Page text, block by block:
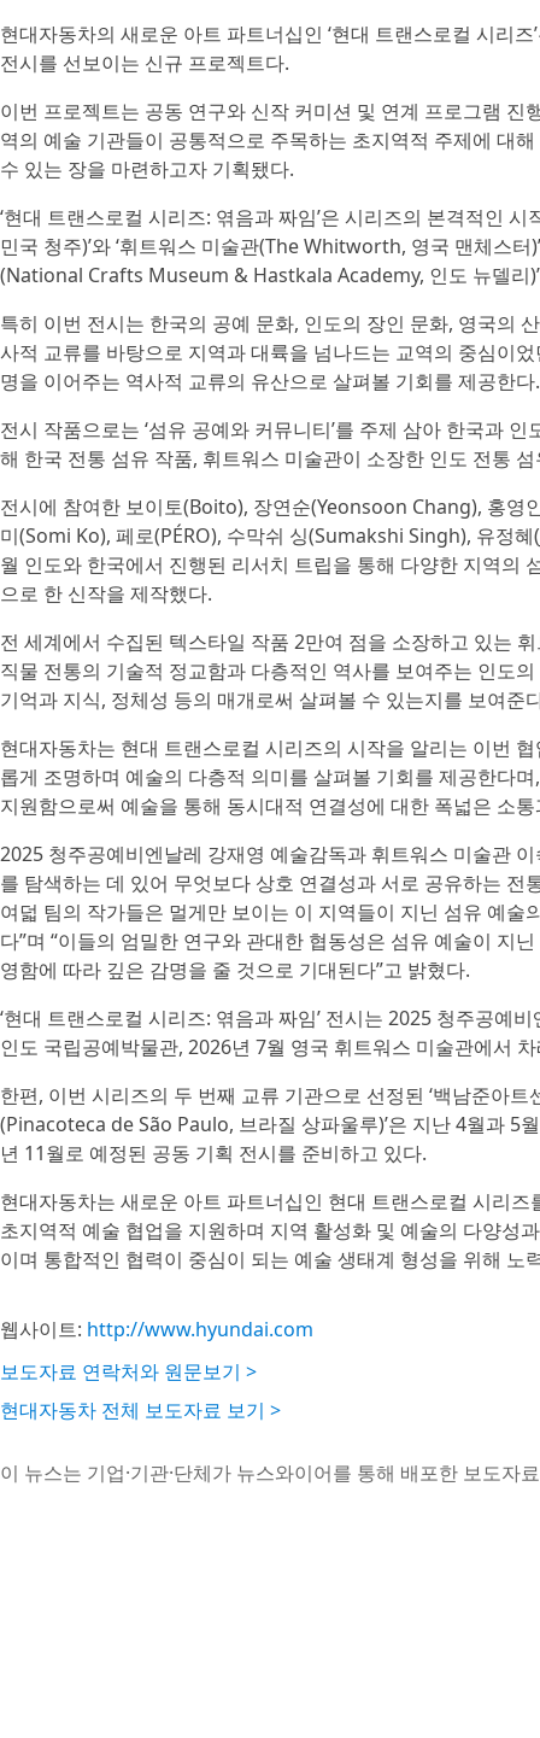
현대자동차의 새로운 아트 파트너십인 ‘현대 트랜스로컬 시리
전시를 선보이는 신규 프로젝트다.
이번 프로젝트는 공동 연구와 신작 커미션 및 연계 프로그램
역의 예술 기관들이 공통적으로 주목하는 초지역적 주제에 대
수 있는 장을 마련하고자 기획됐다.
‘현대 트랜스로컬 시리즈: 엮음과 짜임’은 시리즈의 본격적인
민국 청주)’와 ‘휘트워스 미술관(The Whitworth, 영국 맨체스터
(National Crafts Museum & Hastkala Academy, 인도 뉴델리
특히 이번 전시는 한국의 공예 문화, 인도의 장인 문화, 영국의
사적 교류를 바탕으로 지역과 대륙을 넘나드는 교역의 중심이
명을 이어주는 역사적 교류의 유산으로 살펴볼 기회를 제공한다.
전시 작품으로는 ‘섬유 공예와 커뮤니티’를 주제 삼아 한국과
해 한국 전통 섬유 작품, 휘트워스 미술관이 소장한 인도 전통
전시에 참여한 보이토(Boito), 장연순(Yeonsoon Chang), 홍
미(Somi Ko), 페로(PÉRO), 수막쉬 싱(Sumakshi Singh), 유정
월 인도와 한국에서 진행된 리서치 트립을 통해 다양한 지역의
으로 한 신작을 제작했다.
전 세계에서 수집된 텍스타일 작품 2만여 점을 소장하고 있는
직물 전통의 기술적 정교함과 다층적인 역사를 보여주는 인도
기억과 지식, 정체성 등의 매개로써 살펴볼 수 있는지를 보여준
현대자동차는 현대 트랜스로컬 시리즈의 시작을 알리는 이번
롭게 조명하며 예술의 다층적 의미를 살펴볼 기회를 제공한다
지원함으로써 예술을 통해 동시대적 연결성에 대한 폭넓은 소
2025 청주공예비엔날레 강재영 예술감독과 휘트워스 미술관
를 탐색하는 데 있어 무엇보다 상호 연결성과 서로 공유하는
여덟 팀의 작가들은 멀게만 보이는 이 지역들이 지닌 섬유 예
다”며 “이들의 엄밀한 연구와 관대한 협동성은 섬유 예술이 지
영함에 따라 깊은 감명을 줄 것으로 기대된다”고 밝혔다.
‘현대 트랜스로컬 시리즈: 엮음과 짜임’ 전시는 2025 청주공예
인도 국립공예박물관, 2026년 7월 영국 휘트워스 미술관에서
한편, 이번 시리즈의 두 번째 교류 기관으로 선정된 ‘백남준아트
(Pinacoteca de São Paulo, 브라질 상파울루)’은 지난 4월과 5
년 11월로 예정된 공동 기획 전시를 준비하고 있다.
현대자동차는 새로운 아트 파트너십인 현대 트랜스로컬 시리
초지역적 예술 협업을 지원하며 지역 활성화 및 예술의 다양성
이며 통합적인 협력이 중심이 되는 예술 생태계 형성을 위해 노
웹사이트: http://www.hyundai.com
보도자료 연락처와 원문보기 >
현대자동차 전체 보도자료 보기 >
이 뉴스는 기업·기관·단체가 뉴스와이어를 통해 배포한 보도자